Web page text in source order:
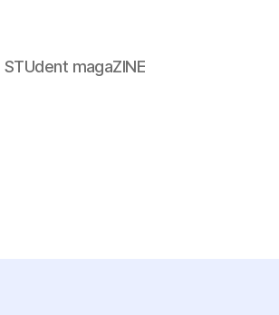
STUdent magaZINE